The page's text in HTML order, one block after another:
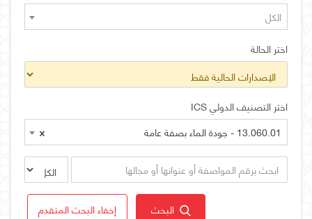
الكل
اختر الحالة
اختر التصنيف الدولي ICS
×
13.060.01 - جودة الماء بصفة عامة
البحث إخفاء البحث المتقدم